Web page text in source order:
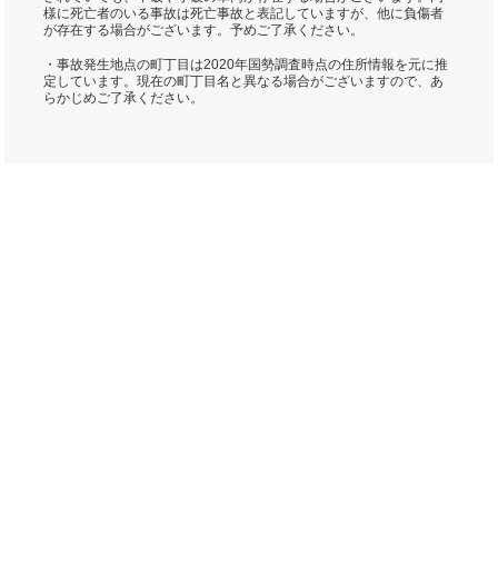
様に死亡者のいる事故は死亡事故と表記していますが、他に負傷者
が存在する場合がございます。予めご了承ください。
・事故発生地点の町丁目は2020年国勢調査時点の住所情報を元に推
定しています。現在の町丁目名と異なる場合がございますので、あ
らかじめご了承ください。